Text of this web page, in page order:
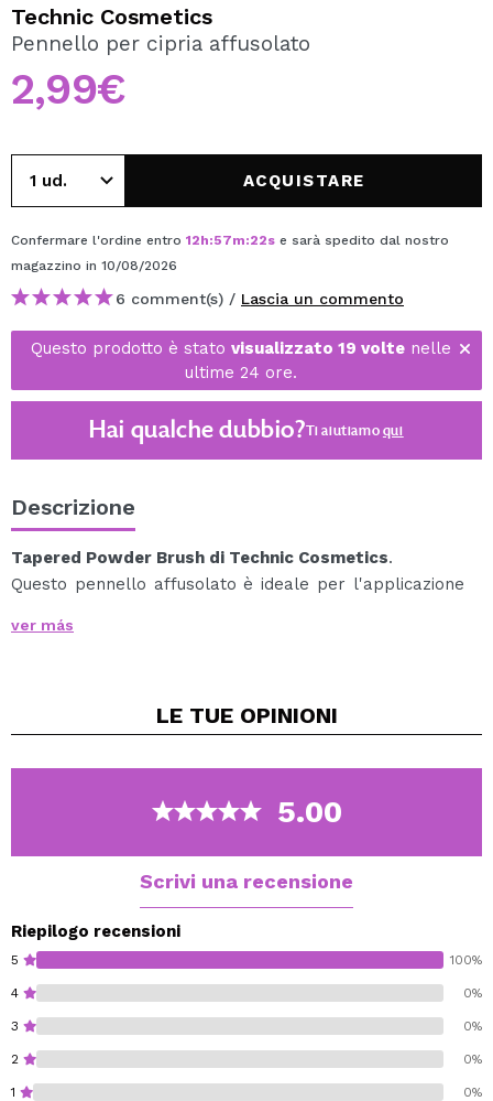
Creando un account su Maquibeauty.it potrai fare i tuoi
acquisti velocemente, controllare lo stato dei tuoi ordini e
consultare le tue operazioni precedenti.
CREARE UN ACCOUNT
Technic Cosmetics
Pennello per cipria affusolato
2,99€
ACQUISTARE
Confermare l'ordine entro 12h:57m:22s e sarà spedito dal nostro
magazzino in 10/08/2026
6 comment(s) / Lascia un commento
Questo prodotto è stato visualizzato 19 volte nelle
ultime 24 ore.
Hai qualche dubbio?Ti aiutiamoqui
Descrizione
Tapered Powder Brush di Technic Cosmetics.
Questo pennello affusolato è ideale per l'applicazione
Il pennello perfetto per cipria libera o compatta,
Cruelty free.
ver más
LE TUE OPINIONI
5.00
Scrivi una recensione
Riepilogo recensioni
5 100%
4 0%
3 0%
2 0%
1 0%